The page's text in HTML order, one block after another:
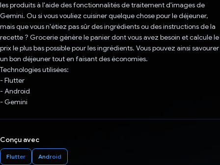
les produits à l'aide des fonctionnalités de traitement d'images de
Gemini. Ou si vous vouliez cuisiner quelque chose pour le déjeuner,
mais que vous n'étiez pas sûr des ingrédients ou des instructions de la
recette ? Grocerie génère le panier dont vous avez besoin et calcule le
prix le plus bas possible pour les ingrédients. Vous pouvez ainsi savourer
un bon déjeuner tout en faisant des économies.
Technologies utilisées:
- Flutter
- Android
- Gemini
Conçu avec
Flutter Android